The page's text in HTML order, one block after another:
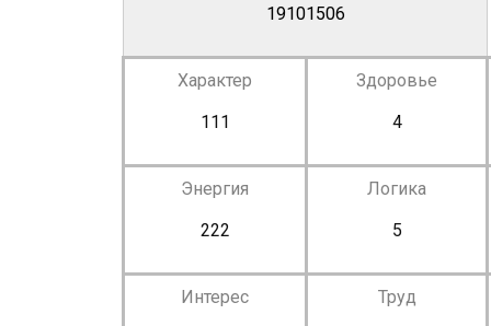
19101506
Характер
111
Здоровье
4
Энергия
222
Логика
5
Интерес
Труд